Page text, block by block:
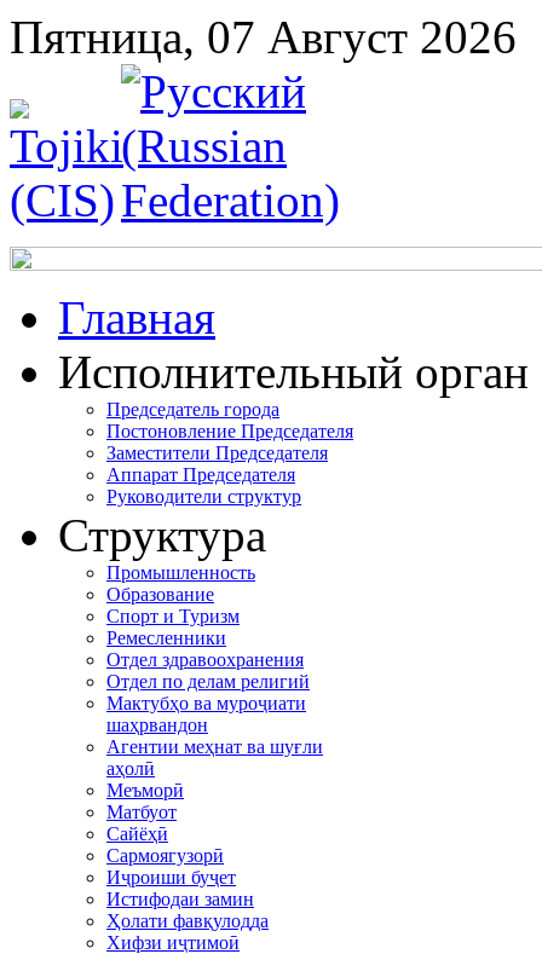
Пятница, 07 Август 2026
Главная
Исполнительный орган
Председатель города
Постоновление Председателя
Заместители Председателя
Аппарат Председателя
Руководители структур
Структура
Промышленность
Образование
Спорт и Туризм
Ремесленники
Отдел здравоохранения
Отдел по делам религий
Мактубҳо ва муроҷиати
шаҳрвандон
Агентии меҳнат ва шуғли
аҳолӣ
Меъморӣ
Матбуот
Сайёҳӣ
Сармоягузорӣ
Иҷроиши буҷет
Истифодаи замин
Ҳолати фавқулодда
Хифзи иҷтимоӣ